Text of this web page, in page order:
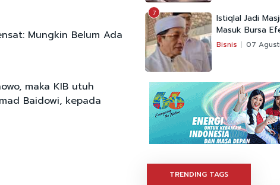
Mungkin Belum Ada
maka KIB utuh
Baidowi, kepada
7
Istiqlal Jadi
Masuk Bursa
Bisnis 07
TRENDING TAGS